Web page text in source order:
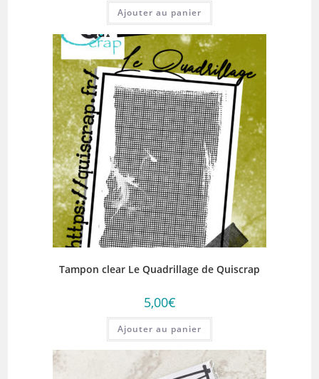
Ajouter au panier
Tampon clear Le Quadrillage de Quiscrap
5,00€
Ajouter au panier